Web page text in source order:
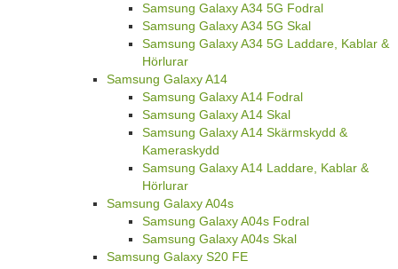
Samsung Galaxy A34 5G Fodral
Samsung Galaxy A34 5G Skal
Samsung Galaxy A34 5G Laddare, Kablar &
Hörlurar
Samsung Galaxy A14
Samsung Galaxy A14 Fodral
Samsung Galaxy A14 Skal
Samsung Galaxy A14 Skärmskydd &
Kameraskydd
Samsung Galaxy A14 Laddare, Kablar &
Hörlurar
Samsung Galaxy A04s
Samsung Galaxy A04s Fodral
Samsung Galaxy A04s Skal
Samsung Galaxy S20 FE